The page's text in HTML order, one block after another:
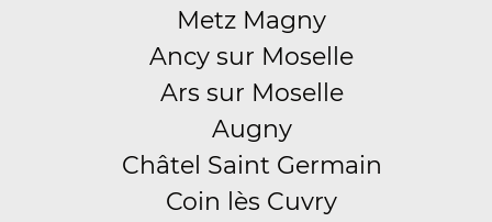
Metz Magny
Ancy sur Moselle
Ars sur Moselle
Augny
Châtel Saint Germain
Coin lès Cuvry